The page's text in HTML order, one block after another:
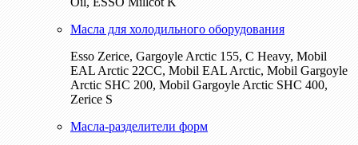
Масла для холодильного оборудования
Esso Zerice, Gargoyle Arctic 155, С Heavy, Mobil
EAL Arctic 22CC, Mobil EAL Arctic, Mobil Gargoyle
Arctic SHC 200, Mobil Gargoyle Arctic SHC 400,
Zerice S
Масла-разделители форм